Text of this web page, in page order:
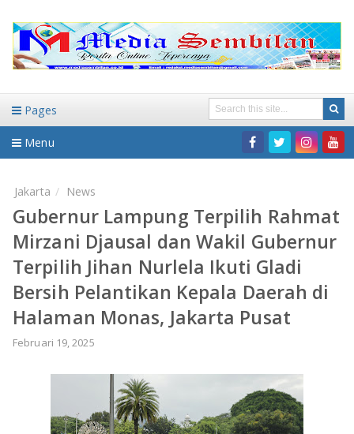
Pages
Menu
DAERAH
NASIONAL
DAERAH
BANDAR LAMPUNG
LAMPUNG TENGAH
HUKUM-KRIMINAL
PENDIDIKAN
WISATA
Jakarta News
Gubernur Lampung Terpilih Rahmat
Mirzani Djausal dan Wakil Gubernur
Terpilih Jihan Nurlela Ikuti Gladi
Bersih Pelantikan Kepala Daerah di
Halaman Monas, Jakarta Pusat
Februari 19, 2025